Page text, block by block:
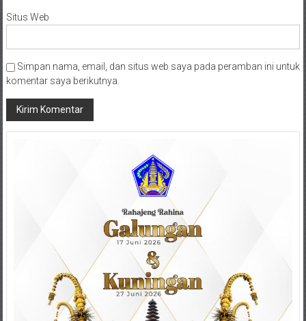
Situs Web
Simpan nama, email, dan situs web saya pada peramban ini untuk
komentar saya berikutnya.